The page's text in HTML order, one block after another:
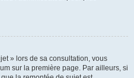
» lors de sa consultation, vous
sur la première page. Par ailleurs, si